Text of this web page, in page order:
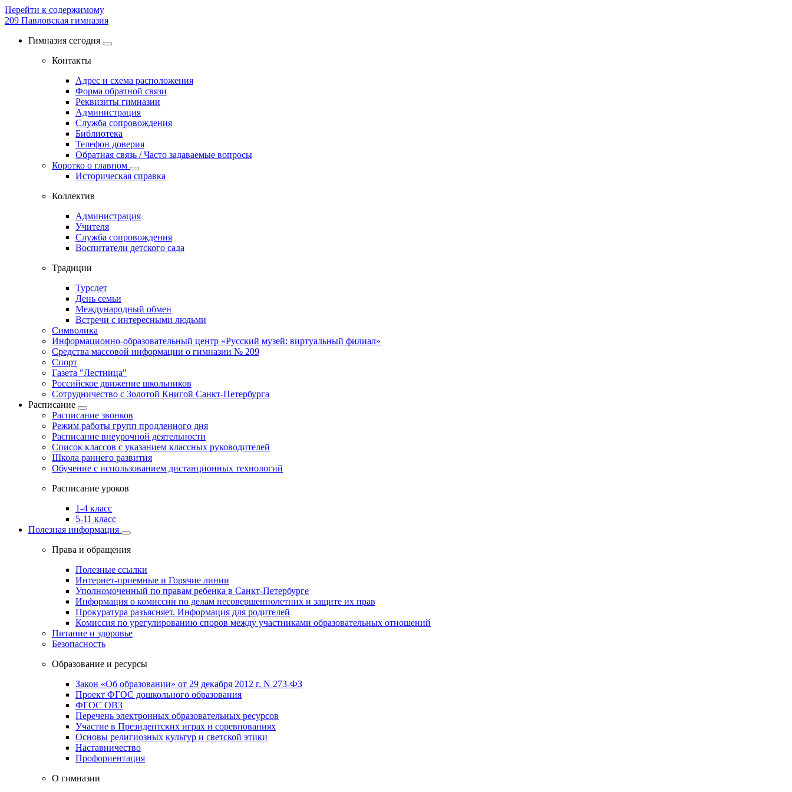
Перейти к содержимому
209 Павловская гимназия
Гимназия сегодня
Контакты
Адрес и схема расположения
Форма обратной связи
Реквизиты гимназии
Администрация
Служба сопровождения
Библиотека
Телефон доверия
Обратная связь / Часто задаваемые вопросы
Коротко о главном
Историческая справка
Коллектив
Администрация
Учителя
Служба сопровождения
Воспитатели детского сада
Традиции
Турслет
День семьи
Международный обмен
Встречи с интересными людьми
Символика
Информационно-образовательный центр «Русский музей: виртуальный филиал»
Средства массовой информации о гимназии № 209
Спорт
Газета "Лестница"
Российское движение школьников
Сотрудничество с Золотой Книгой Санкт-Петербурга
Расписание
Расписание звонков
Режим работы групп продленного дня
Расписание внеурочной деятельности
Список классов с указанием классных руководителей
Школа раннего развития
Обучение с использованием дистанционных технологий
Расписание уроков
1-4 класс
5-11 класс
Полезная информация
Права и обращения
Полезные ссылки
Интернет-приемные и Горячие линии
Уполномоченный по правам ребенка в Санкт-Петербурге
Информация о комиссии по делам несовершеннолетних и защите их прав
Прокуратура разъясняет. Информация для родителей
Комиссия по урегулированию споров между участниками образовательных отношений
Питание и здоровье
Безопасность
Образование и ресурсы
Закон «Об образовании» от 29 декабря 2012 г. N 273-ФЗ
Проект ФГОС дошкольного образования
ФГОС ОВЗ
Перечень электронных образовательных ресурсов
Участие в Президентских играх и соревнованиях
Основы религиозных культур и светской этики
Наставничество
Профориентация
О гимназии